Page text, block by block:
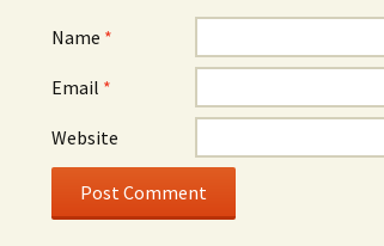
Name *
Email *
Website